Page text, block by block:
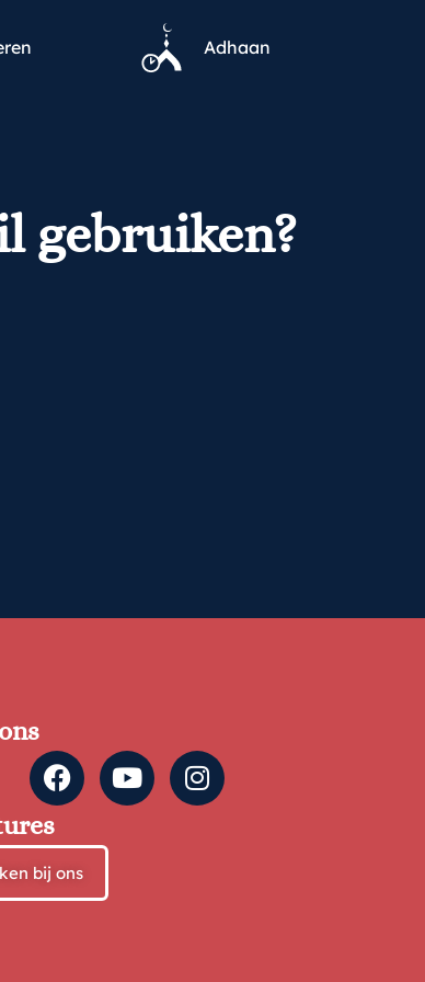
Adhaan
gebruiken?
bij ons